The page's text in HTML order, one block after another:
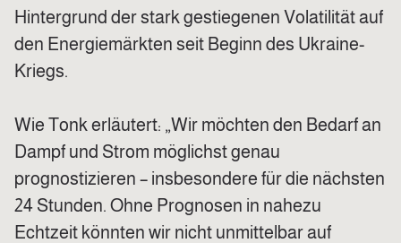
Hintergrund der stark gestiegenen Volatilität auf
den Energiemärkten seit Beginn des Ukraine-
Kriegs.
Wie Tonk erläutert: „Wir möchten den Bedarf an
Dampf und Strom möglichst genau
prognostizieren – insbesondere für die nächsten
24 Stunden. Ohne Prognosen in nahezu
Echtzeit könnten wir nicht unmittelbar auf